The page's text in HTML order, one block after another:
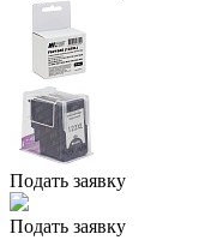
Подать заявку
Подать заявку